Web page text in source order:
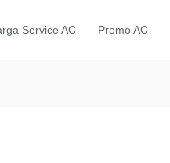
Service AC Promo AC